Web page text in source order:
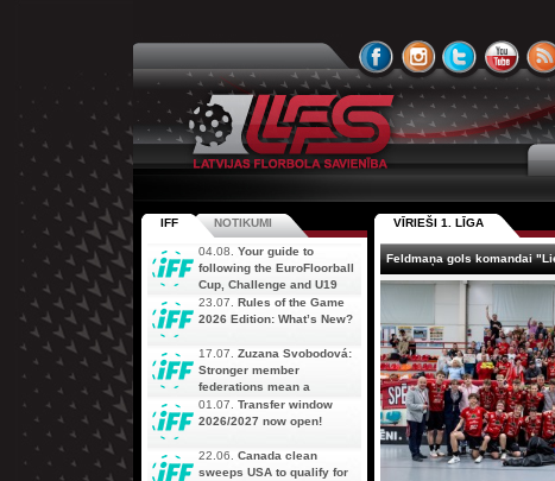
VĪRIEŠI 1. LĪGA
Feldmaņa gols komandai
IFF NOTIKUMI
04.08. Your guide to
following the EuroFloorball
Cup, Challenge and U19
AOFC Qualifiers
simultaneously
23.07. Rules of the Game
2026 Edition: What’s New?
17.07. Zuzana Svobodová:
Stronger member
federations mean a
stronger future for floorball
01.07. Transfer window
2026/2027 now open!
22.06. Canada clean
sweeps USA to qualify for